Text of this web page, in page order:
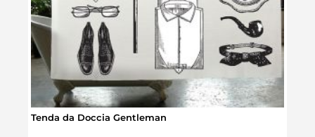
Tenda da Doccia Gentleman